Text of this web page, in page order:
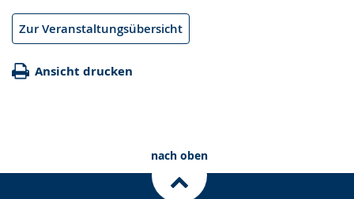
Zur Veranstaltungsübersicht
Ansicht drucken
nach oben